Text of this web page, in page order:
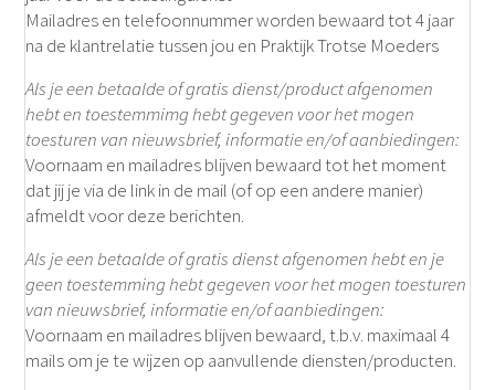
Mailadres en telefoonnummer worden bewaard tot 4 jaar
na de klantrelatie tussen jou en Praktijk Trotse Moeders
Als je een betaalde of gratis dienst/product afgenomen
hebt en toestemmimg hebt gegeven voor het mogen
toesturen van nieuwsbrief, informatie en/of aanbiedingen:
Voornaam en mailadres blijven bewaard tot het moment
dat jij je via de link in de mail (of op een andere manier)
afmeldt voor deze berichten.
Als je een betaalde of gratis dienst afgenomen hebt en je
geen toestemming hebt gegeven voor het mogen toesturen
van nieuwsbrief, informatie en/of aanbiedingen:
Voornaam en mailadres blijven bewaard, t.b.v. maximaal 4
mails om je te wijzen op aanvullende diensten/producten.